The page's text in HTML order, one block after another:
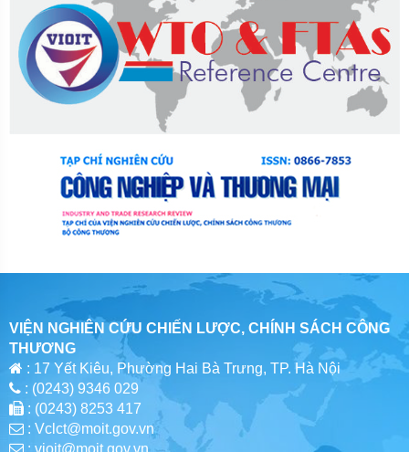
VIỆN NGHIÊN CỨU CHIẾN LƯỢC, CHÍNH SÁCH CÔNG
THƯƠNG
: 17 Yết Kiêu, Phường Hai Bà Trưng, TP. Hà Nội
: (0243) 9346 029
: (0243) 8253 417
: Vclct@moit.gov.vn
: vioit@moit.gov.vn